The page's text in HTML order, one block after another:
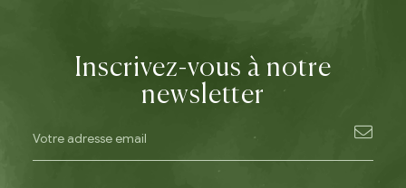
Inscrivez-vous à notre
newsletter